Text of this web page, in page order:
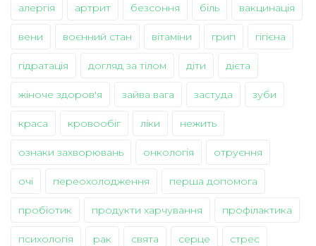
алергія артрит безсоння біль вакцинація
вени воєнний стан вітаміни грип гігієна
гідратація догляд за тілом діти дієта
жіноче здоров'я зайва вага застуда зуби
краса кровообіг ліки нежить
ознаки захворювань онкологія отруєння
очі переохолодження перша допомога
пробіотик продукти харчування профілактика
психологія рак свята серце стрес